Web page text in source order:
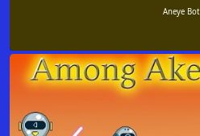
Aneye Bot